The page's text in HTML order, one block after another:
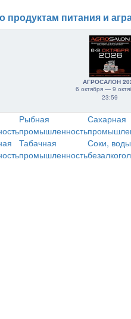
продуктам питания и
АГРОСАЛОН
6 октября — 9
23:59
Рыбная
промышленность
Сахарная
Табачная
промышленность
Соки,